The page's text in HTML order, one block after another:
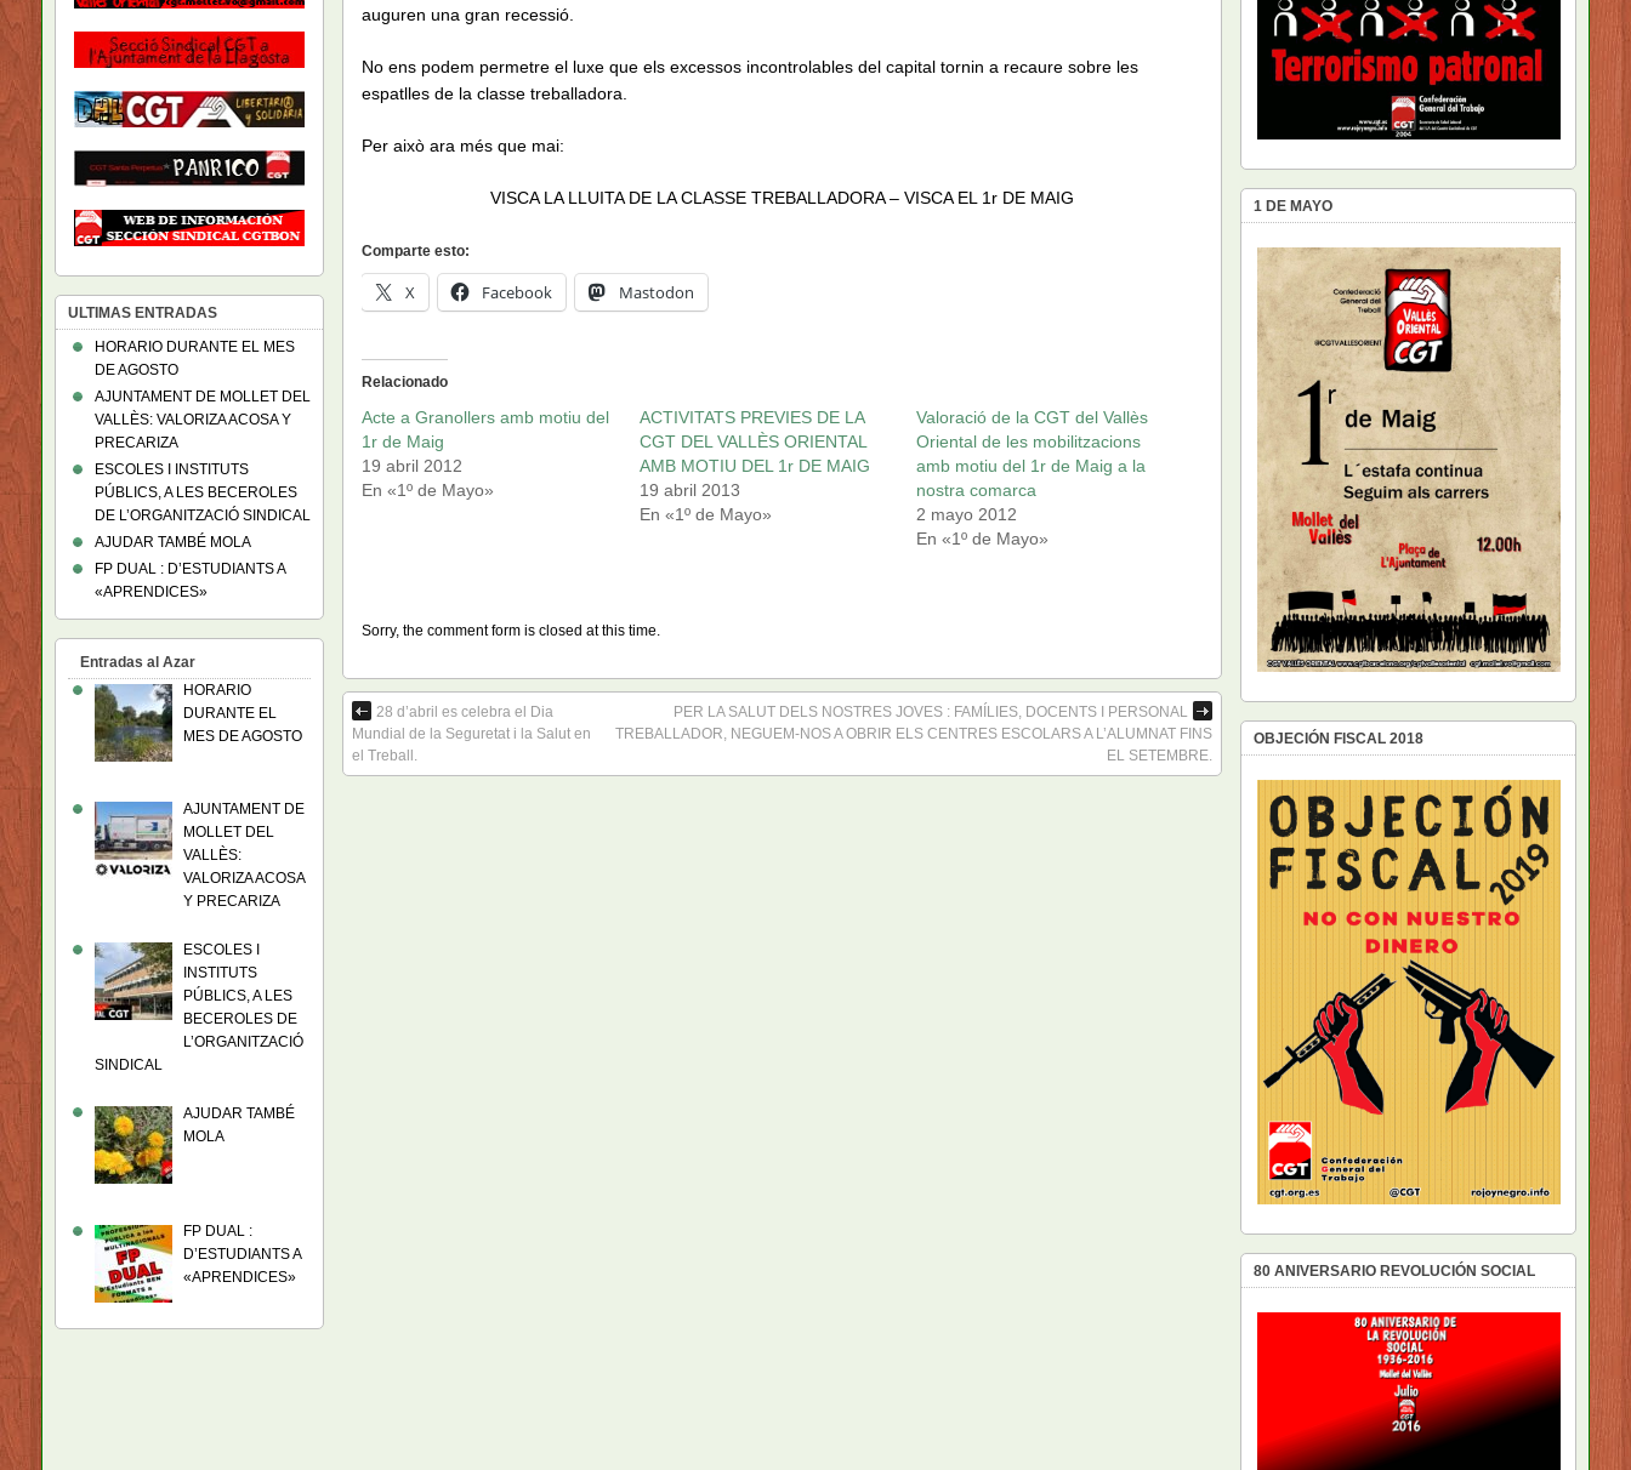
auguren una gran recessió.
No ens podem permetre el luxe que els excessos incontrolables del capital tornin a recaure sobre les
espatlles de la classe treballadora.
Per això ara més que mai:
VISCA LA LLUITA DE LA CLASSE TREBALLADORA – VISCA EL 1r DE MAIG
Comparte esto:
X Facebook Mastodon
Relacionado
Acte a Granollers amb motiu del
1r de Maig
19 abril 2012
En «1º de Mayo»
ACTIVITATS PREVIES DE LA
CGT DEL VALLÈS ORIENTAL
AMB MOTIU DEL 1r DE MAIG
19 abril 2013
En «1º de Mayo»
Valoració de la CGT del Vallès
Oriental de les mobilitzacions
amb motiu del 1r de Maig a la
nostra comarca
2 mayo 2012
En «1º de Mayo»
Sorry, the comment form is closed at this time.
28 d’abril es celebra el Dia
Mundial de la Seguretat i la Salut en
el Treball.
PER LA SALUT DELS NOSTRES JOVES : FAMÍLIES, DOCENTS I PERSONAL
TREBALLADOR, NEGUEM-NOS A OBRIR ELS CENTRES ESCOLARS A L’ALUMNAT FINS
EL SETEMBRE.
ULTIMAS ENTRADAS
HORARIO DURANTE EL MES
DE AGOSTO
AJUNTAMENT DE MOLLET DEL
VALLÈS: VALORIZA ACOSA Y
PRECARIZA
ESCOLES I INSTITUTS
PÚBLICS, A LES BECEROLES
DE L’ORGANITZACIÓ SINDICAL
AJUDAR TAMBÉ MOLA
FP DUAL : D’ESTUDIANTS A
«APRENDICES»
Entradas al Azar
HORARIO
DURANTE EL
MES DE AGOSTO
AJUNTAMENT DE
MOLLET DEL
VALLÈS:
VALORIZA ACOSA
Y PRECARIZA
ESCOLES I
INSTITUTS
PÚBLICS, A LES
BECEROLES DE
L’ORGANITZACIÓ
SINDICAL
AJUDAR TAMBÉ
MOLA
FP DUAL :
D’ESTUDIANTS A
«APRENDICES»
1 DE MAYO
OBJECIÓN FISCAL 2018
80 ANIVERSARIO REVOLUCIÓN SOCIAL